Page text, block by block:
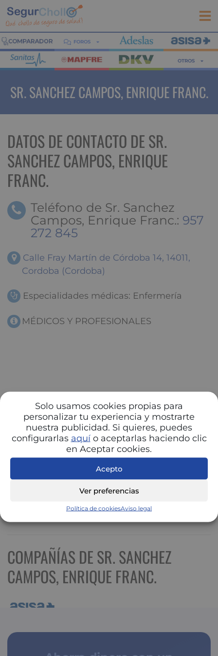
Solo usamos cookies propias para
personalizar tu experiencia y mostrarte
nuestra publicidad. Si quieres, puedes
configurarlas aquío aceptarlas haciendo clic
en Aceptar cookies.
Acepto
Ver preferencias
Política de cookiesAviso legal
FOROS
OTROS
SR. SANCHEZ CAMPOS, ENRIQUE FRANC.
DATOS DE CONTACTO DE SR.
SANCHEZ CAMPOS, ENRIQUE
FRANC.
Teléfono de Sr. Sanchez
Campos, Enrique Franc.: 957
272 845
Calle Fray Martín de Córdoba 14, 14011,
Cordoba (Cordoba)
Especialidades médicas: Enfermería
MÉDICOS Y PROFESIONALES
COMPAÑÍAS DE SR. SANCHEZ
CAMPOS, ENRIQUE FRANC.